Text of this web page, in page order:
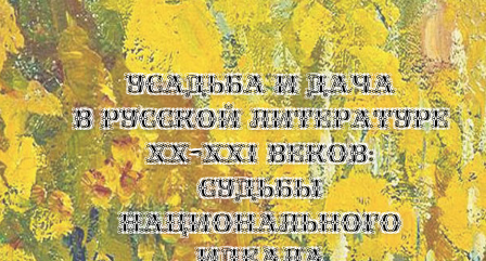
УСАДЬБА И ДАЧА
В РУССКОЙ ЛИТЕРАТУРЕ
XX-XXI ВЕКОВ:
СУДЬБЫ
НАЦИОНАЛЬНОГО
ИДЕАЛА